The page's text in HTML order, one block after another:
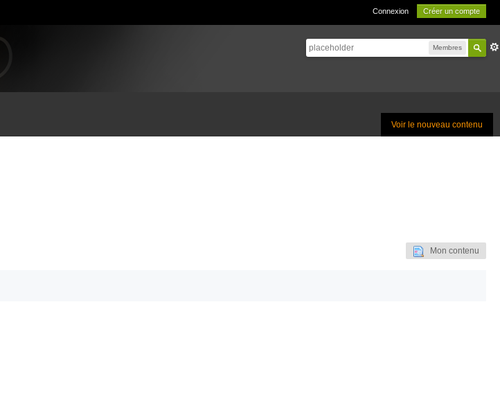
Connexion Créer un compte
Membres
Voir le nouveau contenu
Mon contenu